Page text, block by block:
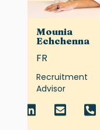
Mounia
Echchenna
FR
Recruitment
Advisor